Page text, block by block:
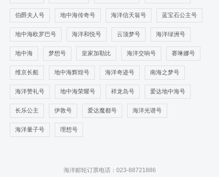
伯爵夫人号 地中海传奇号 海洋信天翁号 蓝宝石公主号
地中海欧罗巴号 海洋和悦号 云顶梦号 海洋绿洲号
地中海 梦想号 皇家加勒比 海洋交响号 赛琳娜号
维京长船 地中海辉煌号 海洋奇迹号 南海之梦号
海洋赞礼号 地中海荣耀号 祥龙岛号 爱达地中海号
长乐公主 伊敦号 爱达魔都号 海洋光谱号
海洋量子号 理想号
海洋邮轮订票电话：023-88721886